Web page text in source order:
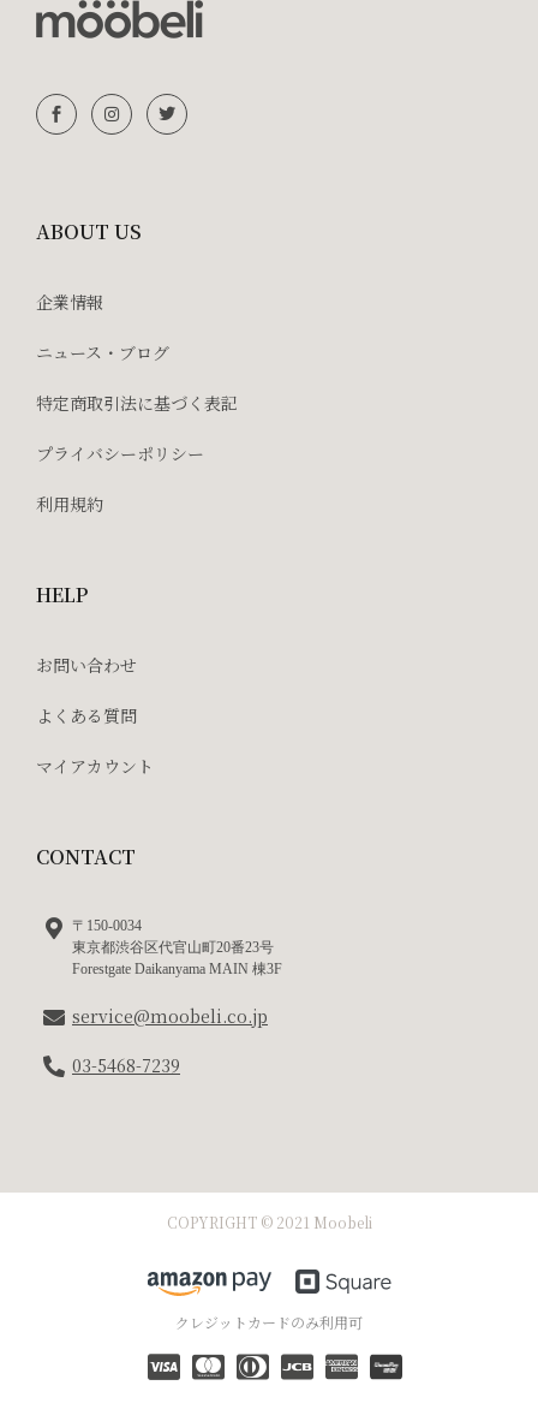
ABOUT US
企業情報
ニュース・ブログ
特定商取引法に基づく表記
プライバシーポリシー
利用規約
HELP
お問い合わせ
よくある質問
マイアカウント
CONTACT
〒150-0034
東京都渋谷区代官山町20番23号
Forestgate Daikanyama MAIN 棟3F
service@moobeli.co.jp
03-5468-7239
COPYRIGHT © 2021 Moobeli
クレジットカードのみ利用可